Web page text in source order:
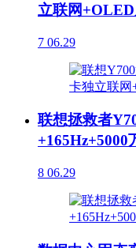
立联网
7 06.29
联想拯救者
+165Hz+5000
8 06.29